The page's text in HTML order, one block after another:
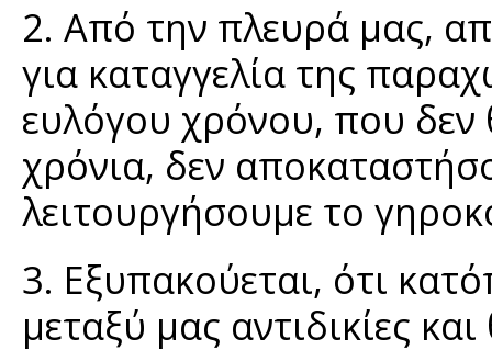
2. Από την πλευρά μας,
για καταγγελία της
ευλόγου χρόνου, που δεν
χρόνια, δεν
λειτουργήσουμε το
3. Εξυπακούεται, ότι
μεταξύ μας αντιδικίες